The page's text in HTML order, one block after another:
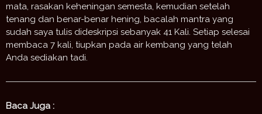
mata, rasakan keheningan semesta, kemudian setelah
tenang dan benar-benar hening, bacalah mantra yang
sudah saya tulis dideskripsi sebanyak 41 Kali. Setiap selesai
membaca 7 kali, tiupkan pada air kembang yang telah
Anda sediakan tadi.
Baca Juga :